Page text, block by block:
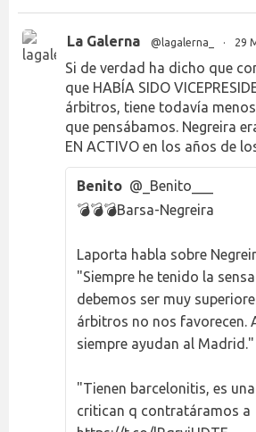
La Galerna @lagalerna_ · 29
Si de verdad ha dicho que
que HABÍA SIDO
árbitros, tiene todavía
que pensábamos. Negreira
EN ACTIVO en los años de
Benito @_Benito___
💣💣💣Barsa-Negreira
Laporta habla sobre
"Siempre he tenido la
debemos ser muy
árbitros no nos favorecen.
siempre ayudan al Madrid."
"Tienen barcelonitis, es
critican q contratáramos a